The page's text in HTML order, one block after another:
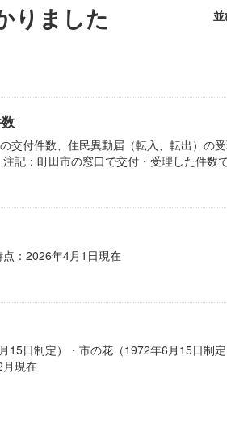
りました
交付件数、住民異動届（転入、転出）の
記：町田市の窓口で交付・受理した件数で
点：2026年4月1日現在
15日制定）・市の花（1972年6月15日制
現在